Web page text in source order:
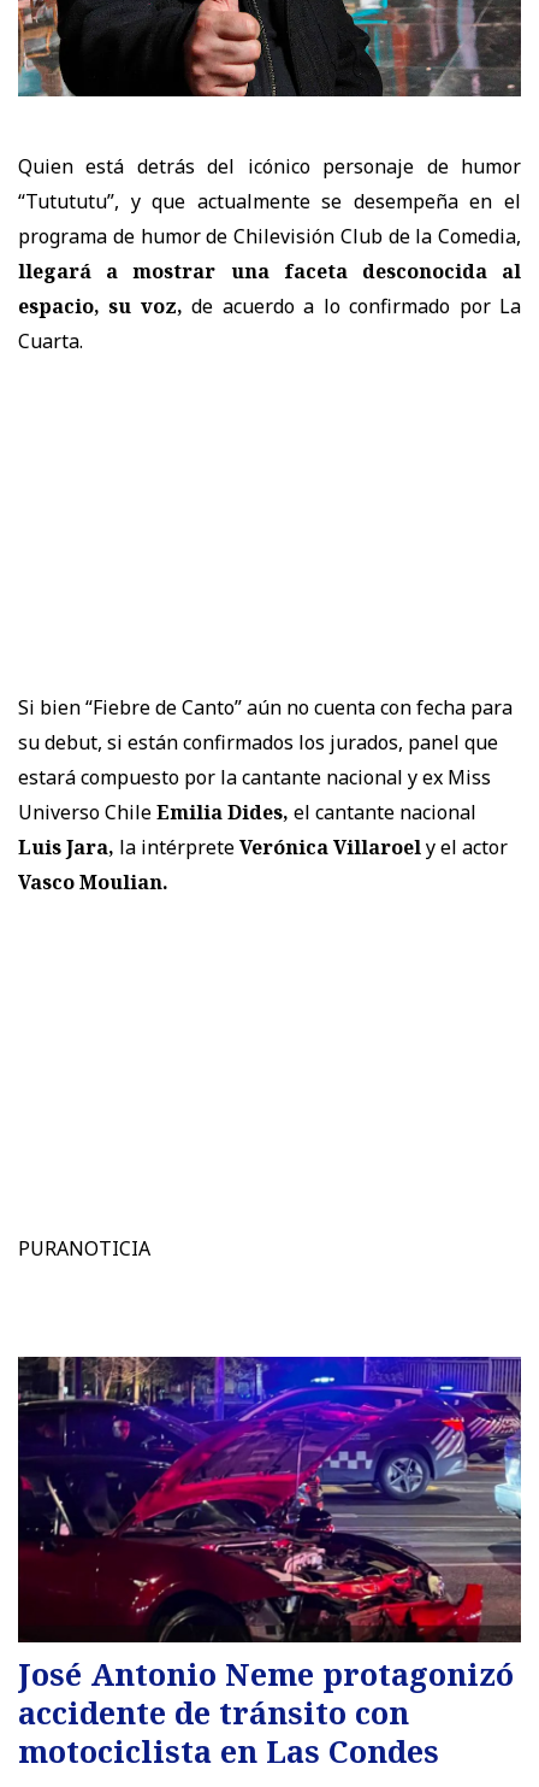
Quien está detrás del icónico personaje de humor
“Tutututu”, y que actualmente se desempeña en el
programa de humor de Chilevisión Club de la Comedia,
llegará a mostrar una faceta desconocida al
espacio, su voz,de acuerdo a lo confirmado por La
Cuarta.
Si bien “Fiebre de Canto” aún no cuenta con fecha para
su debut, si están confirmados los jurados, panel que
estará compuesto por la cantante nacional y ex Miss
Universo ChileEmilia Dides, el cantante nacional
Luis Jara, la intérpreteVerónica Villaroely el actor
Vasco Moulian.
PURANOTICIA
José Antonio Neme protagonizó
accidente de tránsito con
motociclista en Las Condes